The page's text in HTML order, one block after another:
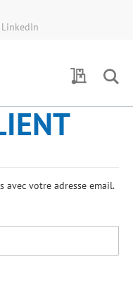
LinkedIn
Demande
avec votre adresse email.